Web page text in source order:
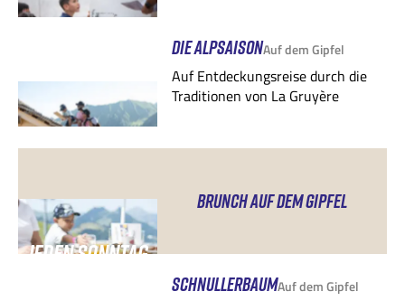
DIE ALPSAISONAuf dem Gipfel
Auf Entdeckungsreise durch die
Traditionen von La Gruyère
JEDEN SONNTAG
BRUNCH AUF DEM GIPFEL
SCHNULLERBAUMAuf dem Gipfel